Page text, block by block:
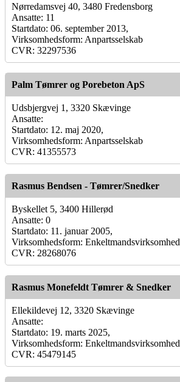
Nørredamsvej 40, 3480 Fredensborg
Ansatte: 11
Startdato: 06. september 2013,
Virksomhedsform: Anpartsselskab
CVR: 32297536
Palm Tømrer og Porebeton ApS
Udsbjergvej 1, 3320 Skævinge
Ansatte:
Startdato: 12. maj 2020,
Virksomhedsform: Anpartsselskab
CVR: 41355573
Rasmus Bendsen - Tømrer/Snedker
Byskellet 5, 3400 Hillerød
Ansatte: 0
Startdato: 11. januar 2005,
Virksomhedsform: Enkeltmandsvirksomhed
CVR: 28268076
Rasmus Monefeldt Tømrer & Snedker
Ellekildevej 12, 3320 Skævinge
Ansatte:
Startdato: 19. marts 2025,
Virksomhedsform: Enkeltmandsvirksomhed
CVR: 45479145